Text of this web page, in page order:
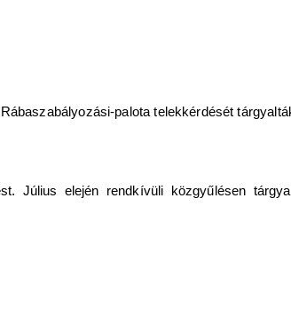
palota telekkérdését
Július elején rendkívüli közgyűlésen